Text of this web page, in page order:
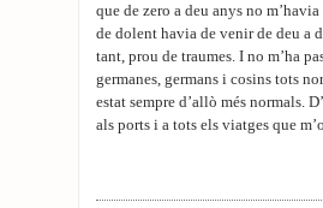
que de zero a deu anys no
de dolent havia de venir de deu a
tant, prou de traumes. I no m’ha
germanes, germans i cosins tots
estat sempre d’allò més normals.
als ports i a tots els viatges que